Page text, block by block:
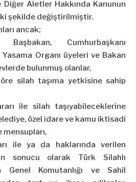
Diğer Aletler Hakkında Kanunun
şekilde değiştirilmiştir.
ancak;
Başbakan, Cumhurbaşkanı
Yasama Organı üyeleri ve Bakan
bulunmuş olanlar,
silah taşıma yetkisine sahip
ile silah taşıyabileceklerine
özel idare ve kamu iktisadi
ile ya da haklarında verilen
sonucu olarak Türk Silahlı
Genel Komutanlığı ve Sahil